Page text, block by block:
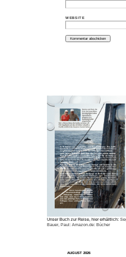
WEBSITE
Unser Buch zur Reise, hier erhältlich:
Bauer, Paul: Amazon.de: Bücher
AUGUST 2026